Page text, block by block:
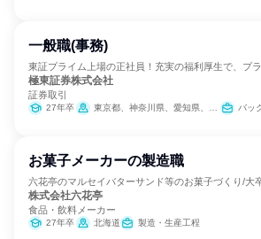
一般職(事務)
東証プライム上場の正社員！充実の福利厚生で、プ
極東証券株式会社
証券取引
27年卒 東京都、神奈川県、愛知県、大阪府 バッ
お菓子メーカーの製造職
六花亭のマルセイバターサンド等のお菓子づくり/大
株式会社六花亭
食品・飲料メーカー
27年卒 北海道 製造・生産工程